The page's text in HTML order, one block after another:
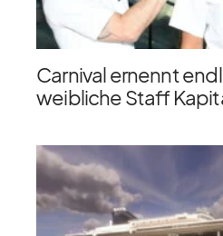
Carnival ernennt
weibliche Staff